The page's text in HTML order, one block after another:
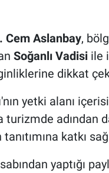
Cem Aslanbay,
Soğanlı Vadisiile
dikkat
yetki alanı
turizmde adından
katkı
yaptığı